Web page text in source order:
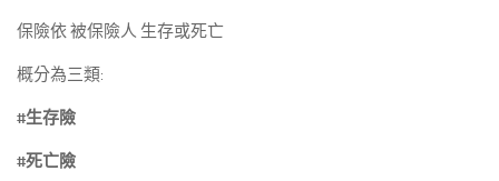
保險依 被保險人 生存或死亡
概分為三類:
#生存險
#死亡險